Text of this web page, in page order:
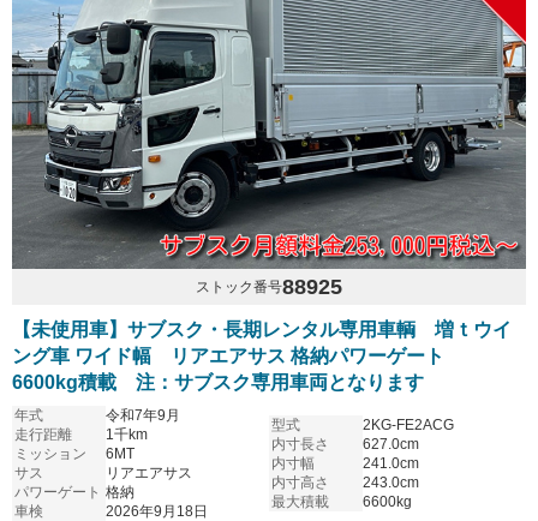
ストック番号88925
【未使用車】サブスク・長期レンタル専用車輌 増ｔウイ
ング車 ワイド幅 リアエアサス 格納パワーゲート
6600kg積載 注：サブスク専用車両となります
年式
令和7年9月
走行距離
1千km
ミッション
6MT
サス
リアエアサス
パワーゲート 格納
車検
2026年9月18日
型式
2KG-FE2ACG
内寸長さ
627.0cm
内寸幅
241.0cm
内寸高さ
243.0cm
最大積載
6600kg